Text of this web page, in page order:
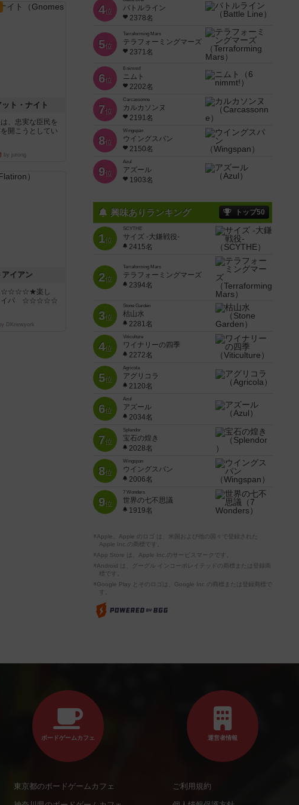
ト・ナイト
、忠実な臣民を
開こうとしてい
by jurong
イアン
☆☆☆☆★楽し
パ ☆☆☆☆☆
by DKnewyork
4位
バトルライン
2378名
5位
Terraforming Mars
テラフォーミングマーズ
2371名
6位
6 nimmt!
ニムト
2202名
7位
Carcassonne
カルカソンヌ
2191名
8位
Wingspan
ウイングスパン
2150名
9位
Azul
アズール
1903名
興味ありランキング トップ50
1位
SCYTHE
サイズ -大鎌戦役-
2415名
2位
Terraforming Mars
テラフォーミングマーズ
2394名
3位
Stone Garden
枯山水
2281名
4位
Viticulture
ワイナリーの四季
2272名
5位
Agricola
アグリコラ
2120名
6位
Azul
アズール
2034名
7位
Splendor
宝石の煌き
2028名
8位
Wingspan
ウイングスパン
2006名
9位
7 Wonders
世界の七不思議
1919名
※Apple、Apple のロゴ は、米国および他の国々で登録された
Apple Inc.の商標です。
※App Store は、Apple Inc.のサービスマークです。
※Android は、グーグル インコーポレイテッドの商標または登録商
標です。
※Google Play とそのロゴは、Google Inc.の商標または登録商標で
す。
ボードゲームカフェ
東京都のボードゲームカフェ
運営者情報
ご利用規約